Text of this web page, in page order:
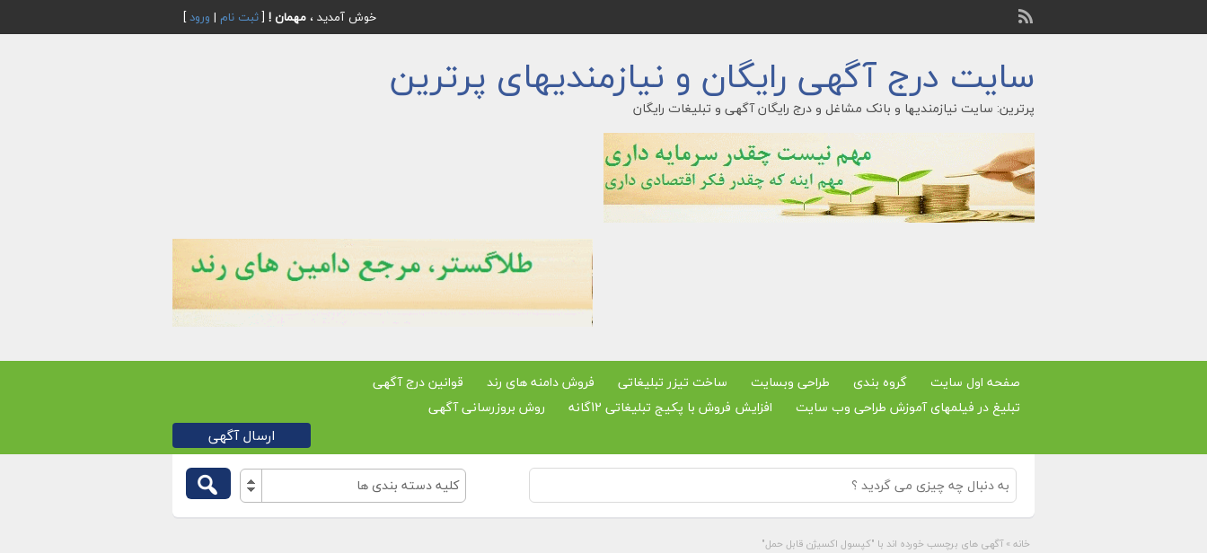
خوش آمدید ، مهمان ! [ثبت نام | ورود]
سایت درج آگهی رایگان و نیازمندیهای پرترین
پرترین: سایت نیازمندیها و بانک مشاغل و درج رایگان آگهی و تبلیغات رایگان
صفحه اول سایت گروه بندی طراحی وبسایت ساخت تیزر تبلیغاتی فروش دامنه های رند
قوانین درج آگهی
تبلیغ در فیلمهای آموزش طراحی وب سایت
افزایش فروش با پکیج تبلیغاتی 12گانه روش بروزرسانی آگهی
ارسال آگهی
کلیه دسته بندی ها
خانه » آگهی های برچسب خورده اند با "کپسول اکسیژن قابل حمل"